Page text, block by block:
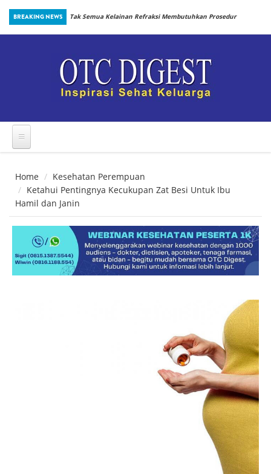
Skip to main content
BREAKING NEWS
Sejak
Tak Semua Kelainan Refraksi Membutuhkan Prosedur
Home
Kesehatan Perempuan
Ketahui Pentingnya Kecukupan Zat Besi Untuk Ibu
Hamil dan Janin